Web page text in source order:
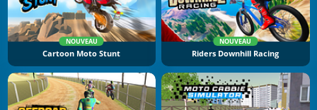
NOUVEAU
Cartoon Moto Stunt
NOUVEAU
Riders Downhill Racing